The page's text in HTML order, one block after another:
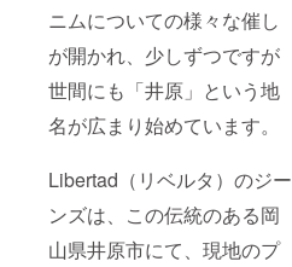
ニムについての様々な催し
が開かれ、少しずつですが
世間にも「井原」という地
名が広まり始めています。
Libertad（リベルタ）のジー
ンズは、この伝統のある岡
山県井原市にて、現地のプ